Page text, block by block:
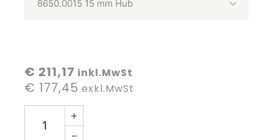
€ 211,17 inkl.MwSt
€ 177,45 exkl.MwSt